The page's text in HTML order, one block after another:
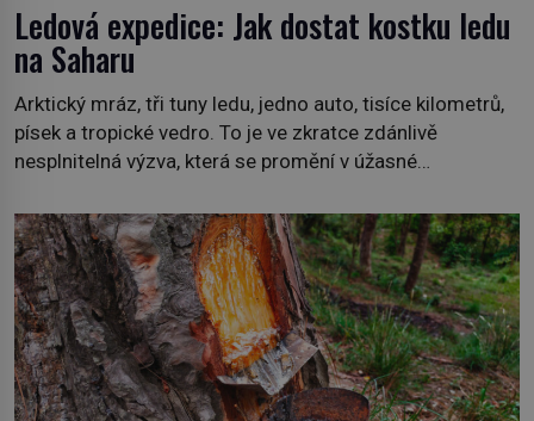
Ledová expedice: Jak dostat kostku ledu
na Saharu
Arktický mráz, tři tuny ledu, jedno auto, tisíce kilometrů,
písek a tropické vedro. To je ve zkratce zdánlivě
nesplnitelná výzva, která se promění v úžasné
na podzim 1958 jako hec. Rádio Luxembourg přichází s
neobvyklou výzvou. Tomu, kdo dokáže dopravit ze
severního polárního kruhu na […]